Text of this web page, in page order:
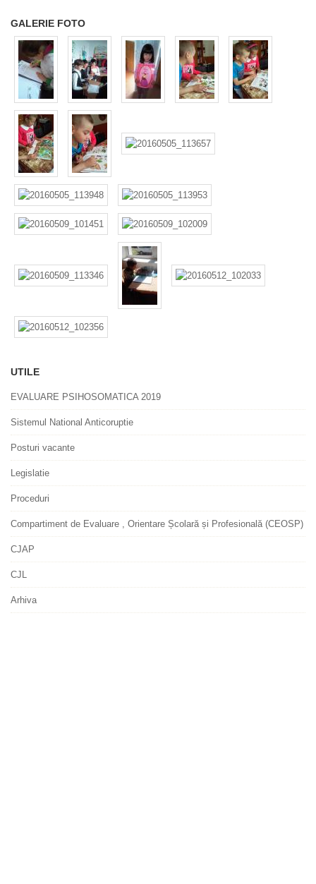
GALERIE FOTO
UTILE
EVALUARE PSIHOSOMATICA 2019
Sistemul National Anticoruptie
Posturi vacante
Legislatie
Proceduri
Compartiment de Evaluare , Orientare Școlară și Profesională (CEOSP)
CJAP
CJL
Arhiva